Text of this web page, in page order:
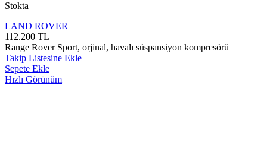
Stokta
LAND ROVER
112.200 TL
Range Rover Sport, orjinal, havalı süspansiyon kompresörü
Takip Listesine Ekle
Sepete Ekle
Hızlı Görünüm